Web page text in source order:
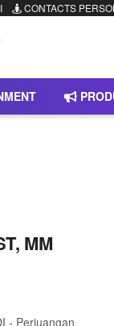
CONTACTS
MM
- Perjuangan